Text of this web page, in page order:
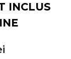
INCLUS
Prețul